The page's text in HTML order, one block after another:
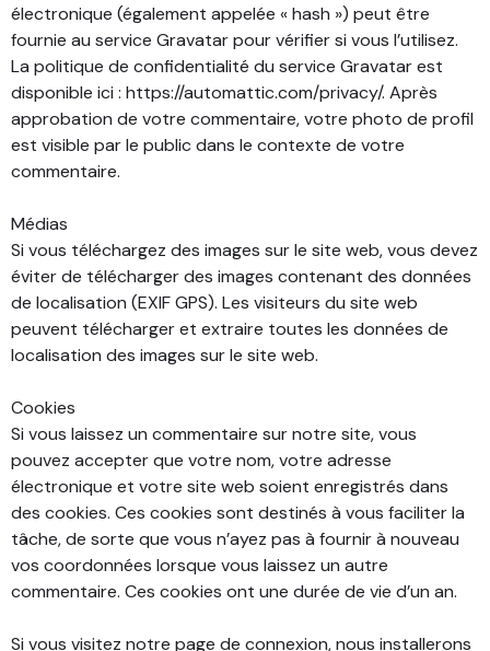
électronique (également appelée « hash ») peut être
fournie au service Gravatar pour vérifier si vous l’utilisez.
La politique de confidentialité du service Gravatar est
disponible ici : https://automattic.com/privacy/. Après
approbation de votre commentaire, votre photo de profil
est visible par le public dans le contexte de votre
commentaire.
Médias
Si vous téléchargez des images sur le site web, vous devez
éviter de télécharger des images contenant des données
de localisation (EXIF GPS). Les visiteurs du site web
peuvent télécharger et extraire toutes les données de
localisation des images sur le site web.
Cookies
Si vous laissez un commentaire sur notre site, vous
pouvez accepter que votre nom, votre adresse
électronique et votre site web soient enregistrés dans
des cookies. Ces cookies sont destinés à vous faciliter la
tâche, de sorte que vous n’ayez pas à fournir à nouveau
vos coordonnées lorsque vous laissez un autre
commentaire. Ces cookies ont une durée de vie d’un an.
Si vous visitez notre page de connexion, nous installerons